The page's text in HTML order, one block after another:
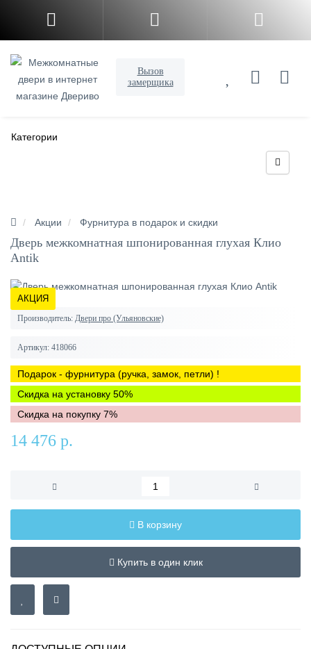
Вызов
замерщика
Категории
Акции Фурнитура в подарок и скидки
Дверь межкомнатная шпонированная глухая Клио
Antik
АКЦИЯ
Производитель: Двери про (Ульяновские)
Артикул: 418066
Подарок - фурнитура (ручка, замок, петли) !
Скидка на установку 50%
Скидка на покупку 7%
14 476 р.
В корзину
Купить в один клик